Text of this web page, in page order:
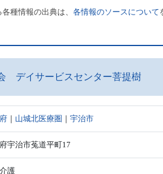
種情報の出典は、各情報のソースについて
デイサービスセンター菩提樹
｜ 山城北医療圏 ｜宇治市
宇治市菟道平町17
護